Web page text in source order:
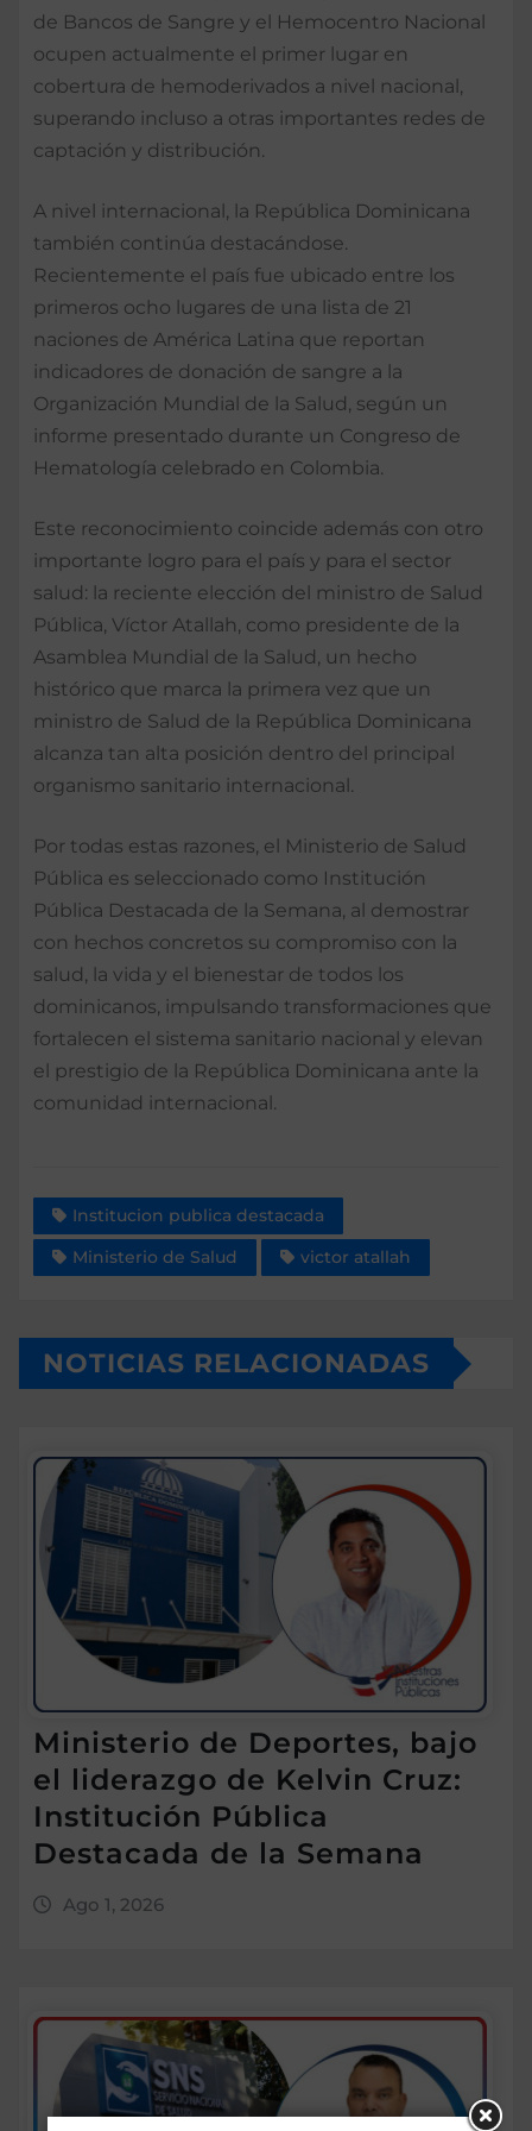
de Bancos de Sangre y el Hemocentro Nacional
ocupen actualmente el primer lugar en
cobertura de hemoderivados a nivel nacional,
superando incluso a otras importantes redes de
captación y distribución.
A nivel internacional, la República Dominicana
también continúa destacándose.
Recientemente el país fue ubicado entre los
primeros ocho lugares de una lista de 21
naciones de América Latina que reportan
indicadores de donación de sangre a la
Organización Mundial de la Salud, según un
informe presentado durante un Congreso de
Hematología celebrado en Colombia.
Este reconocimiento coincide además con otro
importante logro para el país y para el sector
salud: la reciente elección del ministro de Salud
Pública, Víctor Atallah, como presidente de la
Asamblea Mundial de la Salud, un hecho
histórico que marca la primera vez que un
ministro de Salud de la República Dominicana
alcanza tan alta posición dentro del principal
organismo sanitario internacional.
Por todas estas razones, el Ministerio de Salud
Pública es seleccionado como Institución
Pública Destacada de la Semana, al demostrar
con hechos concretos su compromiso con la
salud, la vida y el bienestar de todos los
dominicanos, impulsando transformaciones que
fortalecen el sistema sanitario nacional y elevan
el prestigio de la República Dominicana ante la
comunidad internacional.
Institucion publica destacada
Ministerio de Salud
victor atallah
NOTICIAS RELACIONADAS
Ministerio de Deportes, bajo
el liderazgo de Kelvin Cruz:
Institución Pública
Destacada de la Semana
Ago 1, 2026